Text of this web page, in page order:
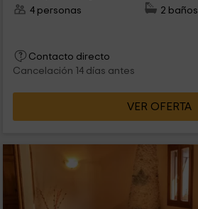
4 personas
2 baños
Contacto directo
Cancelación 14 días antes
VER OFERTA